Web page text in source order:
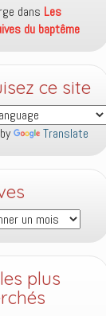
dans Les
du baptême
ce site
Translate
plus